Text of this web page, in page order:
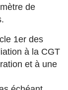
de
1er des
à la CGT
et à une